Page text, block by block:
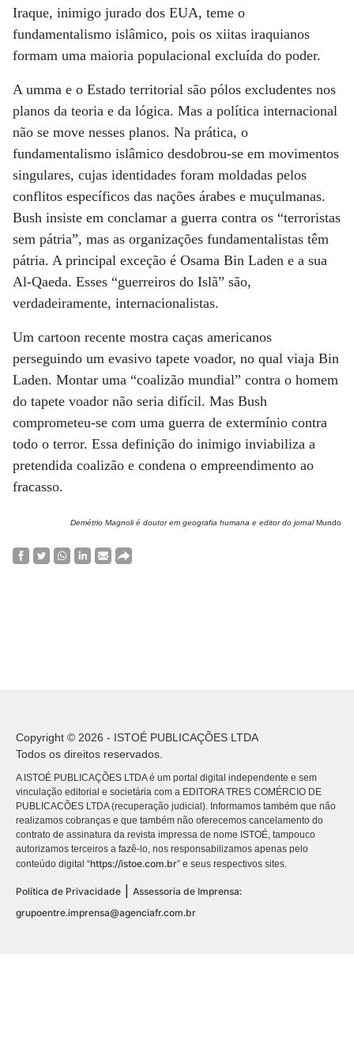
Iraque, inimigo jurado dos EUA, teme o
fundamentalismo islâmico, pois os xiitas iraquianos
formam uma maioria populacional excluída do poder.
A umma e o Estado territorial são pólos excludentes nos
planos da teoria e da lógica. Mas a política internacional
não se move nesses planos. Na prática, o
fundamentalismo islâmico desdobrou-se em movimentos
singulares, cujas identidades foram moldadas pelos
conflitos específicos das nações árabes e muçulmanas.
Bush insiste em conclamar a guerra contra os “terroristas
sem pátria”, mas as organizações fundamentalistas têm
pátria. A principal exceção é Osama Bin Laden e a sua
Al-Qaeda. Esses “guerreiros do Islã” são,
verdadeiramente, internacionalistas.
Um cartoon recente mostra caças americanos
perseguindo um evasivo tapete voador, no qual viaja Bin
Laden. Montar uma “coalizão mundial” contra o homem
do tapete voador não seria difícil. Mas Bush
comprometeu-se com uma guerra de extermínio contra
todo o terror. Essa definição do inimigo inviabiliza a
pretendida coalizão e condena o empreendimento ao
fracasso.
Demétrio Magnoli é doutor em geografia humana e editor do jornalMundo
Copyright © 2026 - ISTOÉ PUBLICAÇÕES LTDA
Todos os direitos reservados.
A ISTOÉ PUBLICAÇÕES LTDA é um portal digital independente e sem
vinculação editorial e societária com a EDITORA TRES COMÉRCIO DE
PUBLICACÕES LTDA (recuperação judicial). Informamos também que não
realizamos cobranças e que também não oferecemos cancelamento do
contrato de assinatura da revista impressa de nome ISTOÉ, tampouco
autorizamos terceiros a fazê-lo, nos responsabilizamos apenas pelo
conteúdo digital “https://istoe.com.br” e seus respectivos sites.
Política de Privacidade
Assessoria de Imprensa:
grupoentre.imprensa@agenciafr.com.br